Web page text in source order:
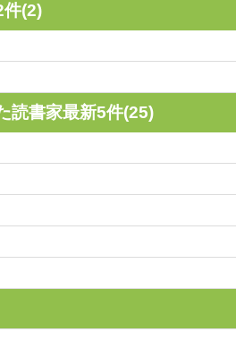
件(2)
読書家最新5件(25)